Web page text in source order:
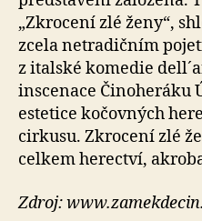
„Zkrocení zlé ženy“,
zcela netradičním
z italské komedie
inscenace Činoheráku
estetice kočovných
cirkusu. Zkrocení zlé
celkem herectví,
Zdroj: